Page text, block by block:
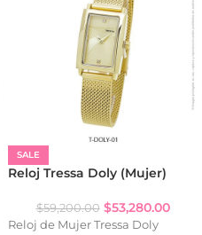
SALE
Reloj Tressa Doly (Mujer)
$59,200.00 $53,280.00
Reloj de Mujer Tressa Doly